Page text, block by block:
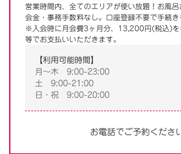
営業時間内、全てのエリアが使い放題！お風呂
会金・事務手数料なし。口座登録不要で手続き
※入会時に月会費3ヶ月分、13,200円(税込)を
等でお支払いいただきます。
【利用可能時間】
月～木 9:00-23:00
土 9:00-21:00
日・祝 9:00-20:00
お電話でご予約くださ